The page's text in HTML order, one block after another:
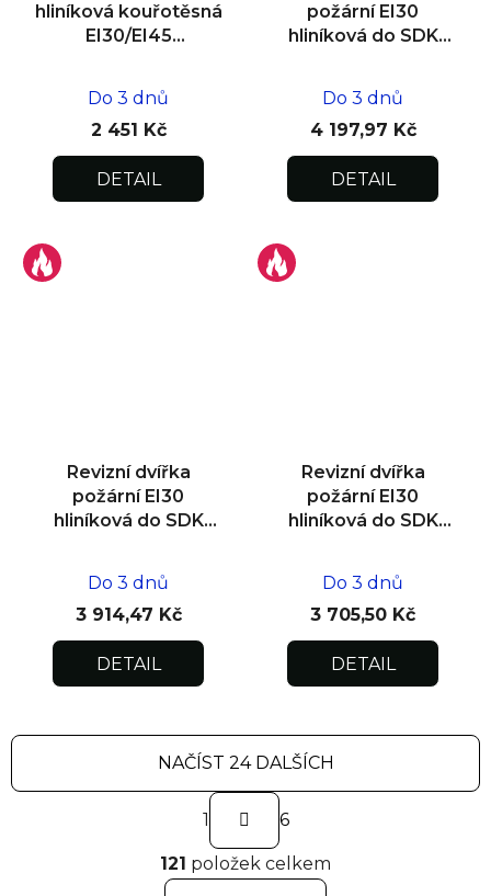
hliníková kouřotěsná
EI30/EI45
Do 3 dnů
2 451 Kč
DETAIL
požární EI30
hliníková do SDK
Do 3 dnů
4 197,97 Kč
DETAIL
Revizní dvířka
požární EI30
hliníková do SDK
Do 3 dnů
3 914,47 Kč
DETAIL
Revizní dvířka
požární EI30
hliníková do SDK
Do 3 dnů
3 705,50 Kč
DETAIL
O
v
NAČÍST 24 DALŠÍCH
S
t
r
á
n
1 6
121 položek celkem